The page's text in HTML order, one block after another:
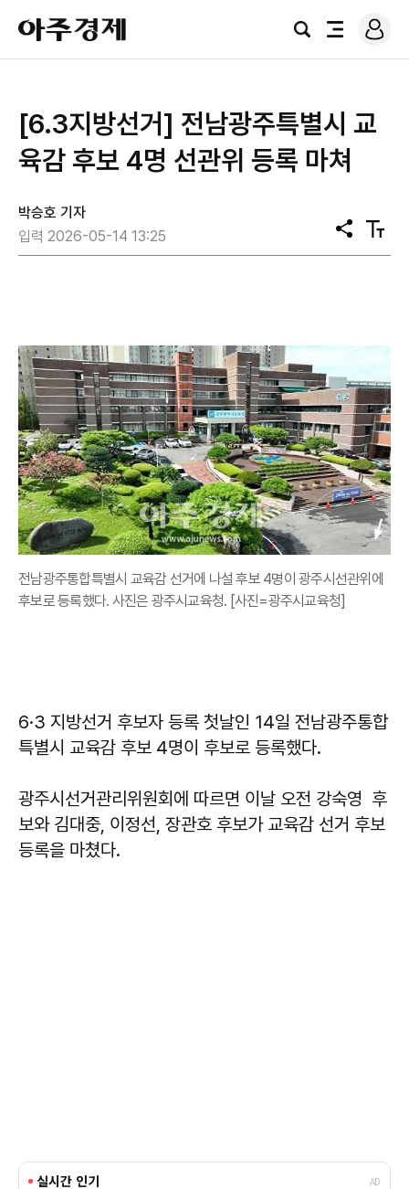
아
주
경
검
전
로
그
[6.3지방선거] 전남광주특별시 교
육감 후보 4명 선관위 등록 마쳐
박승호 기자
입력 2026-05-14 13:25
공
유
텍
스
전남광주통합특별시 교육감 선거에 나설 후보 4명이 광주시선관위에
후보로 등록했다. 사진은 광주시교육청. [사진=광주시교육청]
6·3 지방선거 후보자 등록 첫날인 14일 전남광주통합
특별시 교육감 후보 4명이 후보로 등록했다.
광주시선거관리위원회에 따르면 이날 오전 강숙영 후
보와 김대중, 이정선, 장관호 후보가 교육감 선거 후보
등록을 마쳤다.